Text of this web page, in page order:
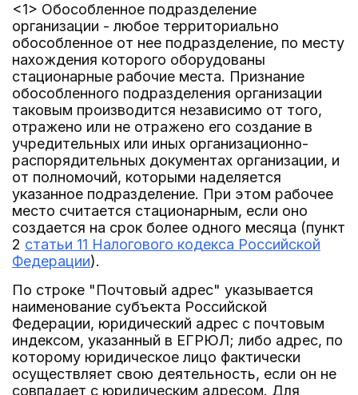
<1> Обособленное подразделение
организации - любое территориально
обособленное от нее подразделение, по месту
нахождения которого оборудованы
стационарные рабочие места. Признание
обособленного подразделения организации
таковым производится независимо от того,
отражено или не отражено его создание в
учредительных или иных организационно-
распорядительных документах организации, и
от полномочий, которыми наделяется
указанное подразделение. При этом рабочее
место считается стационарным, если оно
создается на срок более одного месяца (пункт
2 статьи 11 Налогового кодекса Российской
Федерации).
По строке "Почтовый адрес" указывается
наименование субъекта Российской
Федерации, юридический адрес с почтовым
индексом, указанный в ЕГРЮЛ; либо адрес, по
которому юридическое лицо фактически
осуществляет свою деятельность, если он не
совпадает с юридическим адресом. Для